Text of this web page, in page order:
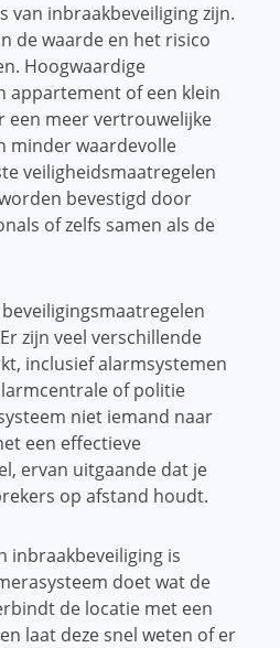
van inbraakbeveiliging zijn.
de waarde en het risico
Hoogwaardige
appartement of een klein
een meer vertrouwelijke
minder waardevolle
veiligheidsmaatregelen
bevestigd door
of zelfs samen als de
zijn veel verschillende
inclusief alarmsystemen
of politie
niet iemand naar
een effectieve
ervan uitgaande dat je
op afstand houdt.
inbraakbeveiliging is
doet wat de
de locatie met een
laat deze snel weten of er